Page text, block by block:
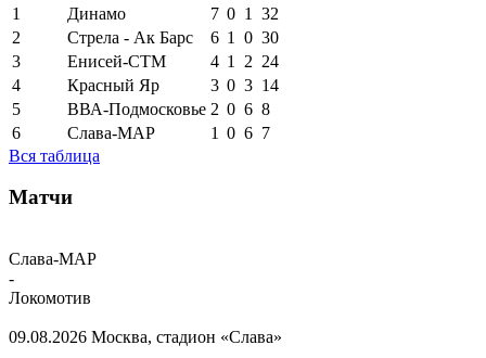
1
Динамо 7 0 1
32
2
Стрела - Ак Барс 6 1 0 30
3
Енисей-СТМ 4 1 2 24
4
Красный Яр 3 0 3 14
5
ВВА-Подмосковье 2 0 6 8
6
Слава-МАР 1 0 6 7
Вся таблица
Матчи
Слава-МАР
-
Локомотив
09.08.2026 Москва, стадион «Слава»